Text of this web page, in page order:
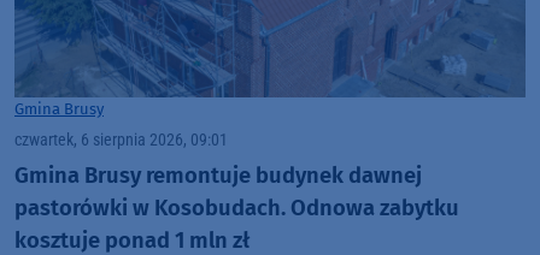
Gmina Brusy
czwartek, 6 sierpnia 2026, 09:01
Gmina Brusy remontuje budynek dawnej
pastorówki w Kosobudach. Odnowa zabytku
kosztuje ponad 1 mln zł